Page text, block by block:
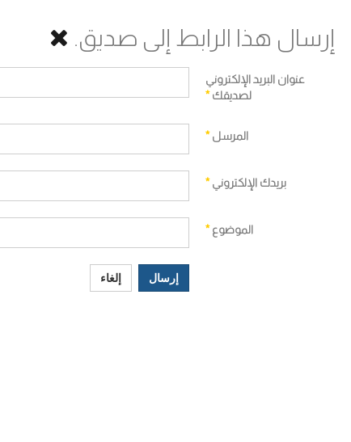
إرسال هذا الرابط إلى صديق.
عنوان البريد الإلكتروني
لصديقك*
المرسل*
بريدك الإلكتروني*
الموضوع*
إرسال إلغاء